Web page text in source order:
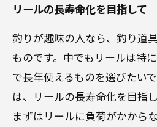
リールの長寿命化を目指して
釣りが趣味の人なら、釣り道
ものです。中でもリールは特
で長年使えるものを選びたい
は、リールの長寿命化を目指
まずはリールに負荷がかから